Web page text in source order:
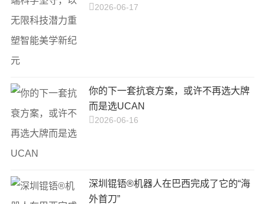
2026-06-17
你的下一套抗衰方案，或许不再选大牌
而是选UCAN
2026-06-16
深圳锟铻®机器人在巴西完成了它的“海
外首刀”